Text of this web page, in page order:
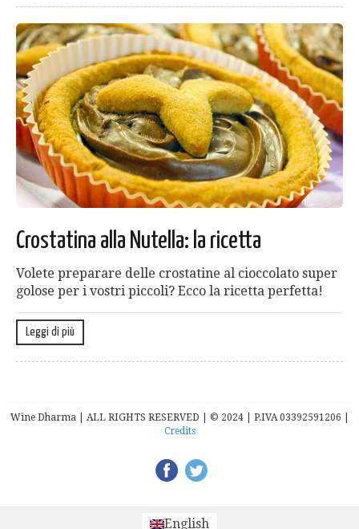
Crostatina alla Nutella: la ricetta
Volete preparare delle crostatine al cioccolato super
golose per i vostri piccoli? Ecco la ricetta perfetta!
Leggi di più
Wine Dharma | ALL RIGHTS RESERVED | © 2024 | P.IVA 03392591206 |
Credits
English